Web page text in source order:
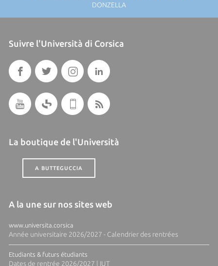
DONZELLA
Suivre l'Università di Corsica
La boutique de l'Università
A BUTTEGUCCIA
A la une sur nos sites web
www.universita.corsica
Année universitaire 2026/2027 - Calendrier des rentrées
Etudiants & futurs étudiants
Dates de rentrée 2026/2027 | IUT